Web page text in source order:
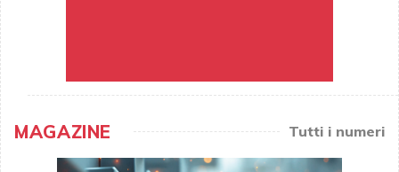
MAGAZINE Tutti i numeri